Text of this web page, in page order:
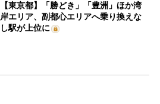
【東京都】「勝どき」「豊洲」ほか湾
岸エリア、副都心エリアへ乗り換えな
し駅が上位に